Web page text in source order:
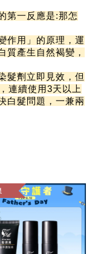
第一反應是:那怎
作用」的原理，運
質產生自然褐變，
髮劑立即見效，但
連續使用3天以上
白髮問題，一兼兩